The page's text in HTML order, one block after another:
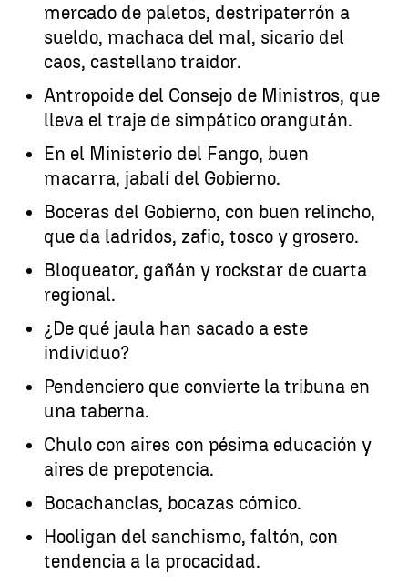
mercado de paletos, destripaterrón a
sueldo, machaca del mal, sicario del
caos, castellano traidor.
Antropoide del Consejo de Ministros, que
lleva el traje de simpático orangután.
En el Ministerio del Fango, buen
macarra, jabalí del Gobierno.
Boceras del Gobierno, con buen relincho,
que da ladridos, zafio, tosco y grosero.
Bloqueator, gañán y rockstar de cuarta
regional.
¿De qué jaula han sacado a este
individuo?
Pendenciero que convierte la tribuna en
una taberna.
Chulo con aires con pésima educación y
aires de prepotencia.
Bocachanclas, bocazas cómico.
Hooligan del sanchismo, faltón, con
tendencia a la procacidad.